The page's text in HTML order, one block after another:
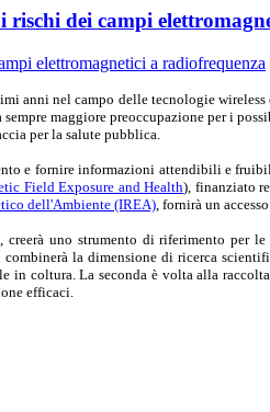
dei campi
anninel campo delle tecnologie
maggiore preoccupazione per i
per la salute pubblica.
e fornire informazioni attendibili e
Field Exposure and Health), finanziato
dell'Ambiente (IREA) , fornirà un
uno strumento di riferimento per
la dimensione di ricerca
in coltura. La seconda è volta alla
efficaci.